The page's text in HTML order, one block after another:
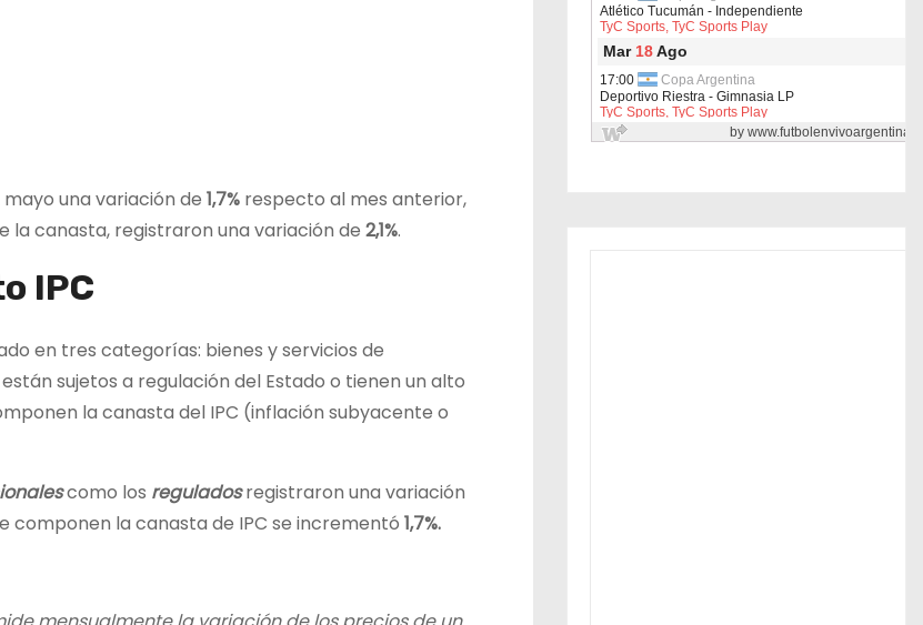
una variación de 1,7% respecto al mes anterior,
la canasta, registraron una variación de 2,1%.
IPC
en tres categorías: bienes y servicios de
sujetos a regulación del Estado o tienen un alto
la canasta del IPC (inflación subyacente o
como los reguladosregistraron una variación
componen la canasta de IPC se incrementó 1,7%.